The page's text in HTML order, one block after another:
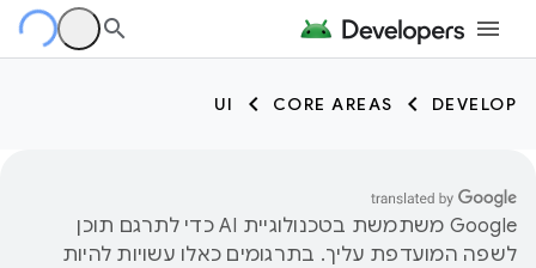
DEVELOP
CORE AREAS
UI
‫Google משתמשת בטכנולוגיית AI כדי לתרגם תוכן
לשפה המועדפת עליך. בתרגומים כאלו עשויות להיות